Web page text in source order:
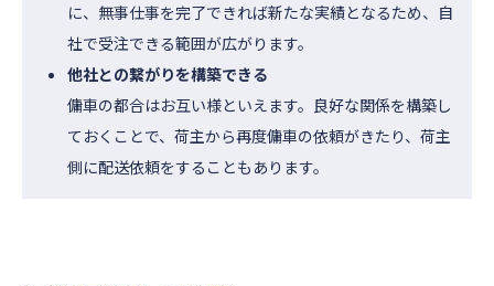
に、無事仕事を完了できれば新たな実績となるため、自
社で受注できる範囲が広がります。
他社との繋がりを構築できる
傭車の都合はお互い様といえます。良好な関係を構築し
ておくことで、荷主から再度傭車の依頼がきたり、荷主
側に配送依頼をすることもあります。